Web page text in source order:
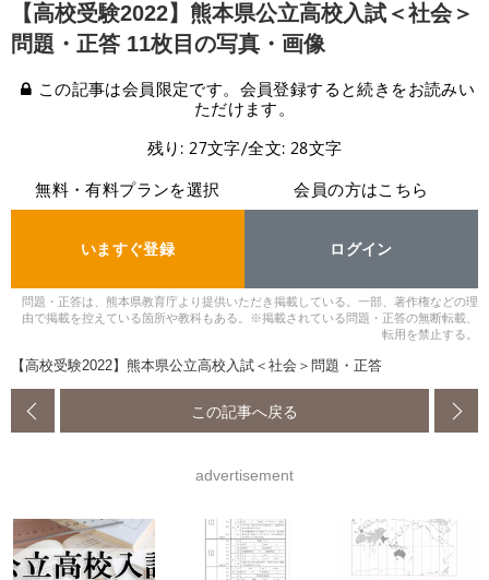
【高校受験2022】熊本県公立高校入試＜社会＞
問題・正答 11枚目の写真・画像
この記事は会員限定です。会員登録すると続きをお読みい
ただけます。
残り: 27文字/全文: 28文字
無料・有料プランを選択
いますぐ登録
会員の方はこちら
ログイン
問題・正答は、熊本県教育庁より提供いただき掲載している。一部、著作権などの理
由で掲載を控えている箇所や教科もある。※掲載されている問題・正答の無断転載、
転用を禁止する。
【高校受験2022】熊本県公立高校入試＜社会＞問題・正答
この記事へ戻る
advertisement